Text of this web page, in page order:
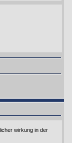
wirkung in der